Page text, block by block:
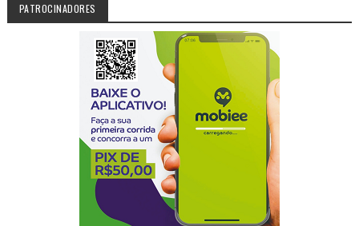
PATROCINADORES